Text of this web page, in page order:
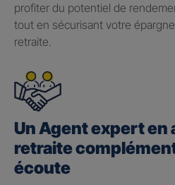
profiter du potentiel de
tout en sécurisant votre
retraite.
Un Agent expert en
retraite
écoute